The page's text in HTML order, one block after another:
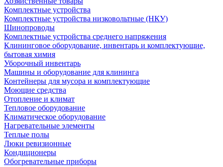
Комплектные устройства
Комплектные устройства низковольтные (НКУ)
Шинопроводы
Комплектные устройства среднего напряжения
Клининговое оборудование, инвентарь и комплектующие,
бытовая химия
Уборочный инвентарь
Машины и оборудование для клининга
Контейнеры для мусора и комплектующие
Моющие средства
Отопление и климат
Тепловое оборудование
Климатическое оборудование
Нагревательные элементы
Теплые полы
Люки ревизионные
Кондиционеры
Обогревательные приборы